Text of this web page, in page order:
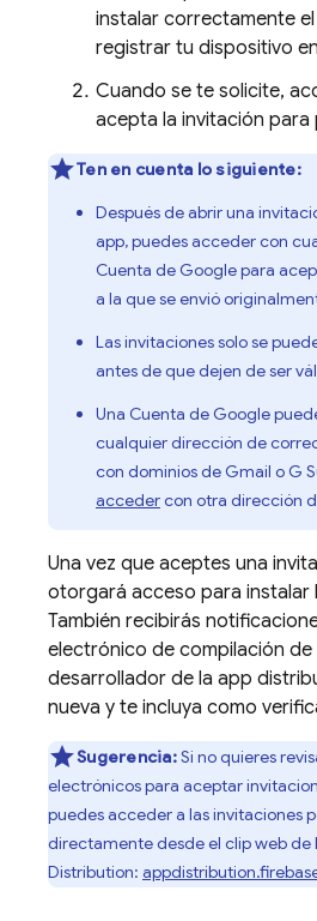
instalar correctamente
registrar tu dispositivo
Cuando se te solicite,
acepta la invitación para
Ten en cuenta lo siguiente:
Después de abrir una
app, puedes acceder con
Cuenta de Google para
a la que se envió
Las invitaciones solo se
antes de que dejen de ser
Una Cuenta de Google
cualquier dirección de
con dominios de Gmail o G
accedercon otra dirección
Una vez que aceptes una
otorgará acceso para instalar
También recibirás
electrónico de compilación de
desarrollador de la app
nueva y te incluya como
Sugerencia:Si no quieres
electrónicos para aceptar
puedes acceder a las invitaciones
directamente desde el clip web de
Distribution: